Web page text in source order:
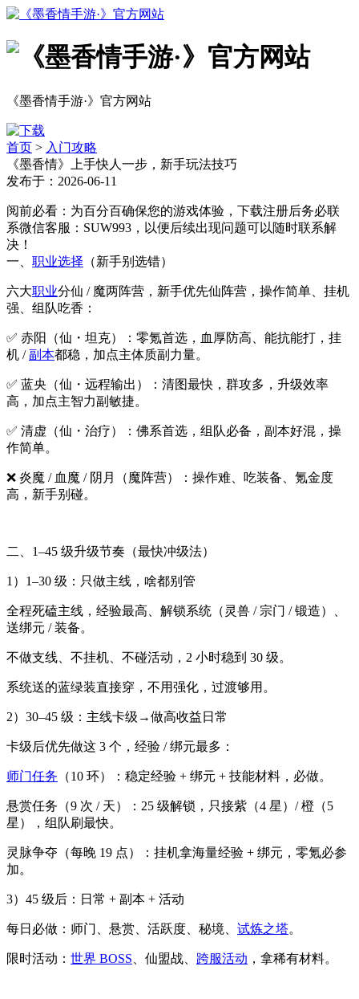
《墨香情手游·》官方网站
首页 > 入门攻略
《墨香情》上手快人一步，新手玩法技巧
发布于：2026-06-11
阅前必看：为百分百确保您的游戏体验，下载注册后务必联
系微信客服：SUW993，以便后续出现问题可以随时联系解
决！
一、 职业选择 （新手别选错）
六大职业分仙 / 魔两阵营，新手优先仙阵营，操作简单、挂机
强、组队吃香：
✅ 赤阳（仙・坦克）：零氪首选，血厚防高、能抗能打，挂
机 /副本都稳，加点主体质副力量。
✅ 蓝央（仙・远程输出）：清图最快，群攻多，升级效率
高，加点主智力副敏捷。
✅ 清虚（仙・治疗）：佛系首选，组队必备，副本好混，操
作简单。
❌ 炎魔 / 血魔 / 阴月（魔阵营）：操作难、吃装备、氪金度
高，新手别碰。
二、1–45 级升级节奏（最快冲级法）
1）1–30 级：只做主线，啥都别管
全程死磕主线，经验最高、解锁系统（灵兽 / 宗门 / 锻造）、
送绑元 / 装备。
不做支线、不挂机、不碰活动，2 小时稳到 30 级。
系统送的蓝绿装直接穿，不用强化，过渡够用。
2）30–45 级：主线卡级→做高收益日常
卡级后优先做这 3 个，经验 / 绑元最多：
师门任务 （10 环）：稳定经验 + 绑元 + 技能材料，必做。
悬赏任务（9 次 / 天）：25 级解锁，只接紫（4 星）/ 橙（5
星），组队刷最快。
灵脉争夺（每晚 19 点）：挂机拿海量经验 + 绑元，零氪必参
加。
3）45 级后：日常 + 副本 + 活动
每日必做：师门、悬赏、活跃度、秘境、 试炼之塔。
限时活动： 世界 BOSS 、仙盟战、 跨服活动 ，拿稀有材料。